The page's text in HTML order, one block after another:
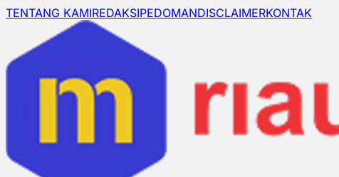
TENTANG KAMIREDAKSIPEDOMANDISCLAIMERKONTAK